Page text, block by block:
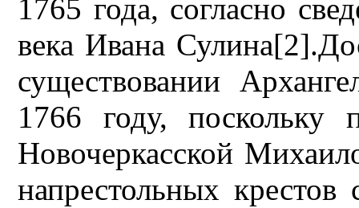
1765 года, согласно
века Ивана
существовании
1766 году,
Новочеркасской
напрестольных